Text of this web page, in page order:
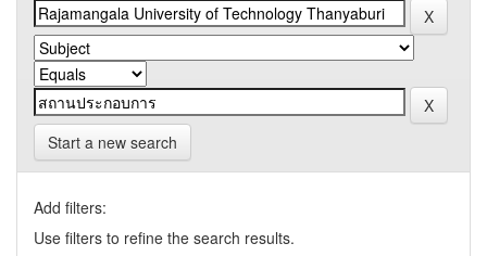
Start a new search
Add filters:
Use filters to refine the search results.